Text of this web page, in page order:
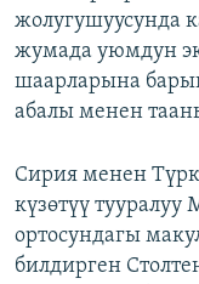
жолугушуусунда
жумада уюмдун
шаарларына
абалы менен
Сирия менен
күзөтүү
ортосундагы
билдирген